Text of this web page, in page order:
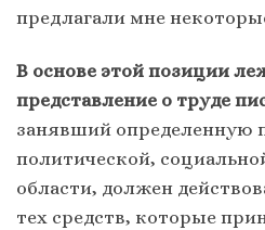
предлагали мне
В основе этой позиции
представление о труде
занявший определенную
политической,
области, должен
тех средств, которые